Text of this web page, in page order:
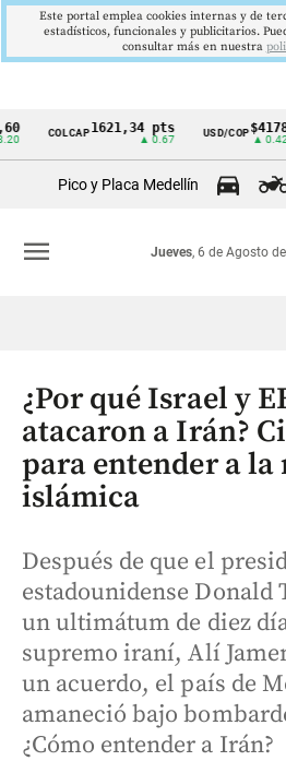
Cintillo
Colombia
COLCAP1621,34 pts USD/COP$4178
▲ 0.42
Pico y Placa Medellín
Jueves, 6 de Agosto
menu
¿Por qué Israel y
atacaron a Irán?
para entender a
islámica
Después de que el
estadounidense Donald
un ultimátum de diez
supremo iraní, Alí
un acuerdo, el país de
amaneció bajo
¿Cómo entender a Irán?
Este portal emplea cookies internas y de
estadísticos, funcionales y publicitarios.
consultar más en nuestra